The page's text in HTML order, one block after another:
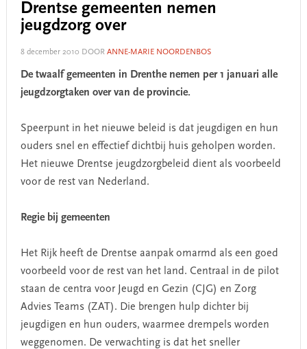
Drentse gemeenten nemen
jeugdzorg over
8 december 2010 DOOR ANNE-MARIE NOORDENBOS
De twaalf gemeenten in Drenthe nemen per 1 januari alle
jeugdzorgtaken over van de provincie.
Speerpunt in het nieuwe beleid is dat jeugdigen en hun
ouders snel en effectief dichtbij huis geholpen worden.
Het nieuwe Drentse jeugdzorgbeleid dient als voorbeeld
voor de rest van Nederland.
Regie bij gemeenten
Het Rijk heeft de Drentse aanpak omarmd als een goed
voorbeeld voor de rest van het land. Centraal in de pilot
staan de centra voor Jeugd en Gezin (CJG) en Zorg
Advies Teams (ZAT). Die brengen hulp dichter bij
jeugdigen en hun ouders, waarmee drempels worden
weggenomen. De verwachting is dat het sneller